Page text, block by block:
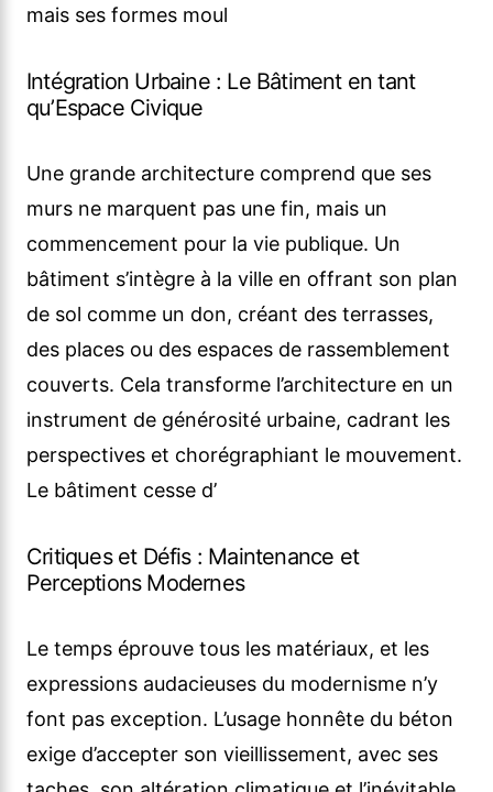
mais ses formes moul
Intégration Urbaine : Le Bâtiment en tant
qu’Espace Civique
Une grande architecture comprend que ses
murs ne marquent pas une fin, mais un
commencement pour la vie publique. Un
bâtiment s’intègre à la ville en offrant son plan
de sol comme un don, créant des terrasses,
des places ou des espaces de rassemblement
couverts. Cela transforme l’architecture en un
instrument de générosité urbaine, cadrant les
perspectives et chorégraphiant le mouvement.
Le bâtiment cesse d’
Critiques et Défis : Maintenance et
Perceptions Modernes
Le temps éprouve tous les matériaux, et les
expressions audacieuses du modernisme n’y
font pas exception. L’usage honnête du béton
exige d’accepter son vieillissement, avec ses